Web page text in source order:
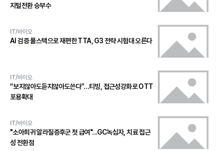
지털전환 승부수
IT/바이오
AI 검증 풀스택으로 재편한 TTA, G3 전략 시험대 오른다
IT/바이오
“보지않아도듣지않아도쓴다”…티빙, 접근성강화로 OTT
포용확대
IT/바이오
"소아희귀 알라질증후군 첫 급여"...GC녹십자, 치료 접근
성 전환점